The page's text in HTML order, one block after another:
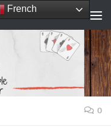
0
French